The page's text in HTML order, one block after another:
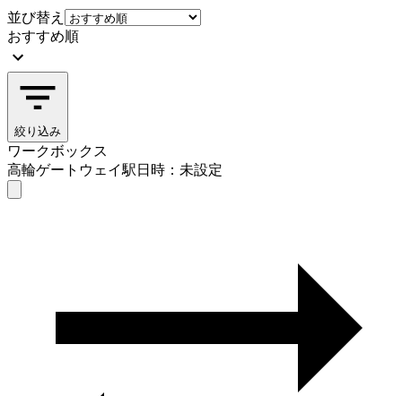
並び替え
おすすめ順
絞り込み
ワークボックス
高輪ゲートウェイ駅日時：未設定